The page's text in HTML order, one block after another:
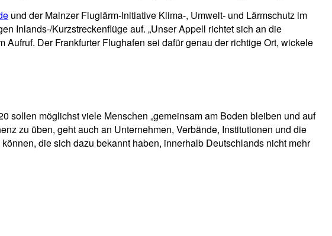
und der Mainzer Fluglärm-Initiative Klima-, Umwelt- und Lärmschutz im
Inlands-/Kurzstreckenflüge auf. „Unser Appell richtet sich an die
Der Frankfurter Flughafen sei dafür genau der richtige Ort, wickele
sollen möglichst viele Menschen „gemeinsam am Boden bleiben und auf
zu üben, geht auch an Unternehmen, Verbände, Institutionen und die
die sich dazu bekannt haben, innerhalb Deutschlands nicht mehr